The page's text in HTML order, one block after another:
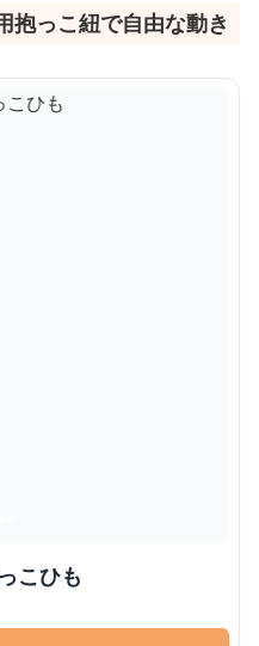
抱っこ紐で自由な動き
こひも